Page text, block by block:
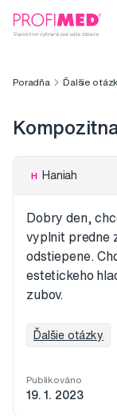
Poradňa Ďalšie
H Haniah
Dobry den,
vyplnit predne
odstiepene.
estetickeho
zubov.
Ďalšie otázky
Publikováno
19. 1. 2023